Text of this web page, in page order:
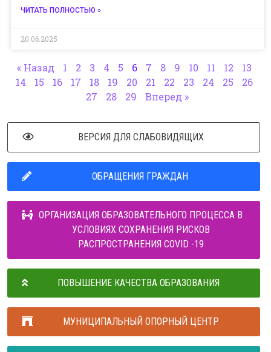
ЧИТАТЬ ПОЛНОСТЬЮ »
20.06.2025
« Назад 1 2 3 4 5 6 7 8 9 10 11 12
13
14
15 16 17 18 19 20 21 22 23 24 25
26
27
28 29 Вперед »
ВЕРСИЯ ДЛЯ СЛАБОВИДЯЩИХ
ОБРАЩЕНИЯ ГРАЖДАН
ОРГАНИЗАЦИЯ ОБРАЗОВАТЕЛЬНОГО ПРОЦЕССА В
УСЛОВИЯХ СОХРАНЕНИЯ РИСКОВ
РАСПРОСТРАНЕНИЯ COVID -19
ПОВЫШЕНИЕ КАЧЕСТВА ОБРАЗОВАНИЯ
МУНИЦИПАЛЬНЫЙ ОПОРНЫЙ ЦЕНТР